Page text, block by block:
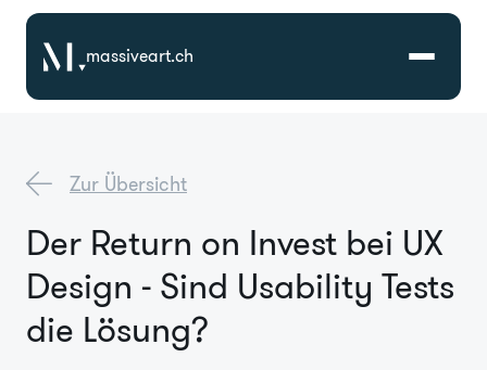
massiveart.ch
Referenzen
Branchen
Zur Übersicht
Der Return on Invest bei UX
Design - Sind Usability Tests
die Lösung?